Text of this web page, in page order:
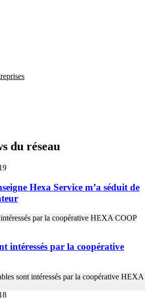
du réseau
Hexa Service m’a séduit de
intéressés par la coopérative